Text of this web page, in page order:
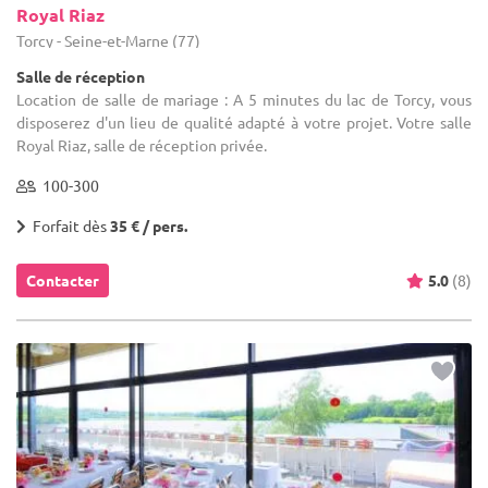
Royal Riaz
Torcy - Seine-et-Marne (77)
Salle de réception
Location de salle de mariage : A 5 minutes du lac de Torcy, vous
disposerez d'un lieu de qualité adapté à votre projet. Votre salle
Royal Riaz, salle de réception privée.
100-300
Forfait dès35 € / pers.
Contacter 5.0 (8)